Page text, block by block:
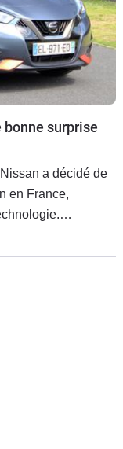
bonne surprise
a décidé de
en France,